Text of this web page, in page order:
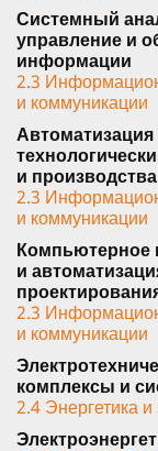
Системный
управление и
информации
2.3
и коммуникации
и
2.3
и коммуникации
Компьютерное
и
2.3
и коммуникации
комплексы и
2.4 Энергетика и